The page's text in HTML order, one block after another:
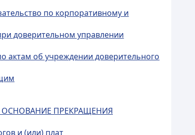
по корпоративному и
доверительном управлении
актам об учреждении доверительного
ОСНОВАНИЕ ПРЕКРАЩЕНИЯ
и (или) плат